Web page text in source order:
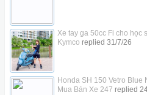
Xe tay ga 50cc Fi cho học
Kymco replied 31/7/26
Honda SH 150 Vetro Blue
Mua Bán Xe 247 replied